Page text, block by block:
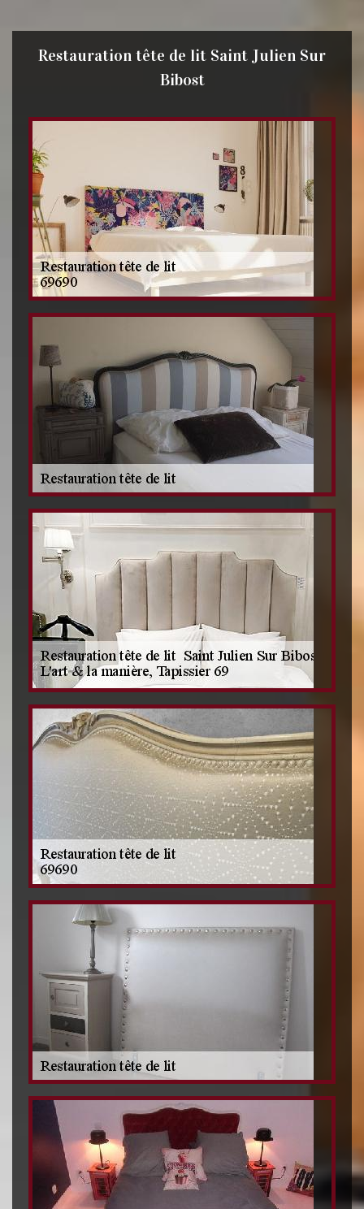
Restauration tête de lit Saint Julien Sur
Bibost